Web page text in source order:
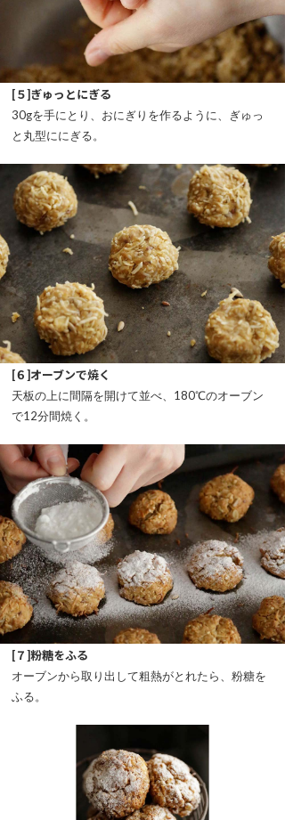
[５]ぎゅっとにぎる
30gを手にとり、おにぎりを作るように、ぎゅっ
と丸型ににぎる。
[６]オーブンで焼く
天板の上に間隔を開けて並べ、180℃のオーブン
で12分間焼く。
[７]粉糖をふる
オーブンから取り出して粗熱がとれたら、粉糖を
ふる。